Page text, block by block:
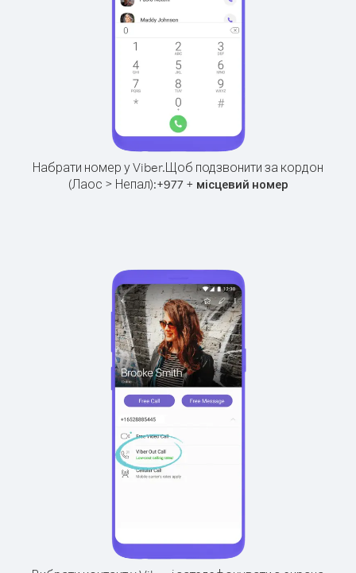
Набрати номер у Viber.Щоб подзвонити за кордон
(Лаос > Непал):+977+ місцевий номер